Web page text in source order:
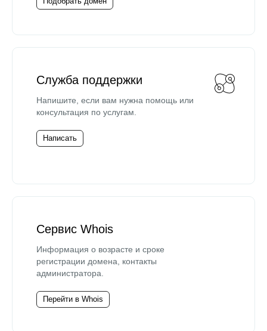
Служба поддержки
Напишите, если вам нужна помощь или
консультация по услугам.
Написать
Сервис Whois
Информация о возрасте и сроке
регистрации домена, контакты
администратора.
Перейти в Whois